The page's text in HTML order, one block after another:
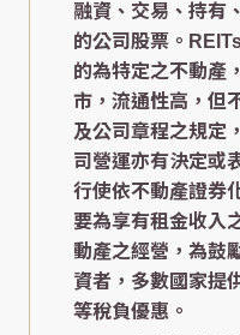
融資、交易、持有
的公司股票。
的為特定之不動產
市，流通性高，但
及公司章程之規定
司營運亦有決定或
行使依不動產證券
要為享有租金收入
動產之經營，為鼓
資者，多數國家提
等稅負優惠。